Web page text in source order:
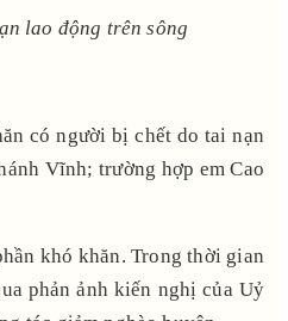
lao động trên sông
có người bị chết do tai nạn
Vĩnh; trường hợp em Cao
khó khăn. Trong thời gian
phản ảnh kiến nghị của Uỷ